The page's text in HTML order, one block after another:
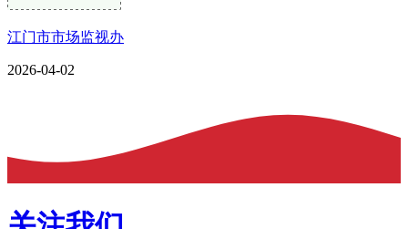
江门市市场监视办
2026-04-02